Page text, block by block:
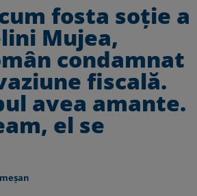
fosta soţie a
Mujea,
condamnat
fiscală.
avea amante.
el se